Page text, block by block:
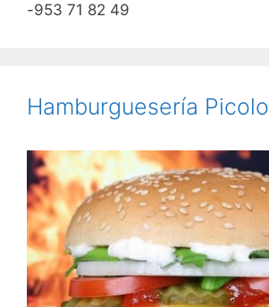
-953 71 82 49
Hamburguesería Picolo